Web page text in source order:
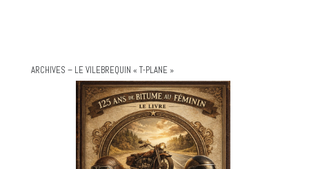
ARCHIVES – LE VILEBREQUIN « T-PLANE »